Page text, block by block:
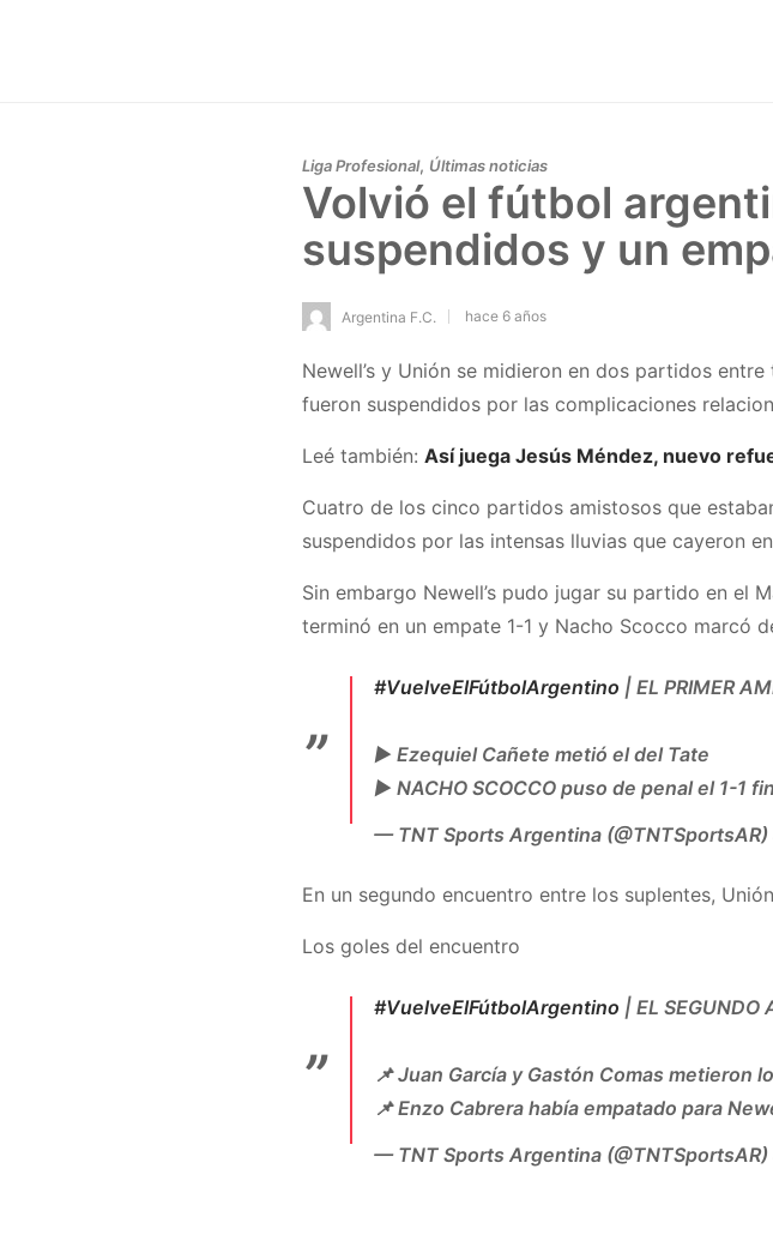
Liga Profesional, Últimas noticias
Volvió el fútbol
suspendidos y un
Argentina F.C. hace 6 años
Newell’s y Unión se midieron en dos partidos
fueron suspendidos por las complicaciones
Leé también: Así juega Jesús Méndez, nuevo
Cuatro de los cinco partidos amistosos que
suspendidos por las intensas lluvias que cayeron
Sin embargo Newell’s pudo jugar su partido en el
terminó en un empate 1-1 y Nacho Scocco marcó
#VuelveElFútbolArgentino | EL PRIMER
▶️ Ezequiel Cañete metió el del Tate
▶️ NACHO SCOCCO puso de penal el 1-1
— TNT Sports Argentina (@TNTSportsAR)
En un segundo encuentro entre los suplentes,
Los goles del encuentro
#VuelveElFútbolArgentino | EL SEGUNDO
📌 Juan García y Gastón Comas metieron
📌 Enzo Cabrera había empatado para
— TNT Sports Argentina (@TNTSportsAR)